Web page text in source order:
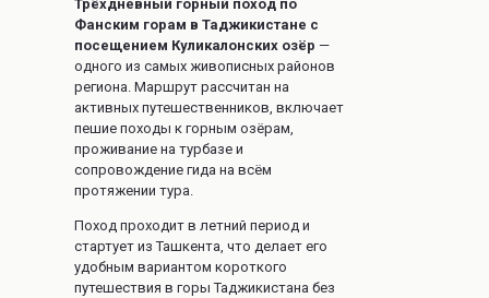
Трёхдневный горный поход по
Фанским горам в Таджикистане с
посещением Куликалонских озёр —
одного из самых живописных районов
региона. Маршрут рассчитан на
активных путешественников, включает
пешие походы к горным озёрам,
проживание на турбазе и
сопровождение гида на всём
протяжении тура.
Поход проходит в летний период и
стартует из Ташкента, что делает его
удобным вариантом короткого
путешествия в горы Таджикистана без